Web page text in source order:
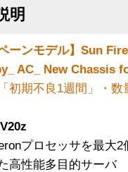
明
ーンモデル】Sun
AC_ New Chassis
初期不良1週間」・
プロセッサを最大
高性能多目的サーバ